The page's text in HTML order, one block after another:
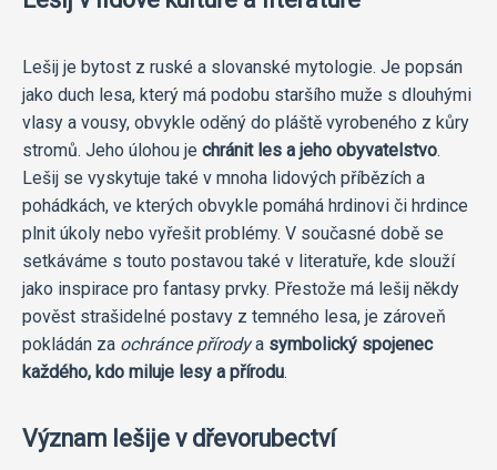
Lešij je bytost z ruské a slovanské mytologie. Je popsán
jako duch lesa, který má podobu staršího muže s dlouhými
vlasy a vousy, obvykle oděný do pláště vyrobeného z kůry
stromů. Jeho úlohou je chránit les a jeho obyvatelstvo.
Lešij se vyskytuje také v mnoha lidových příbězích a
pohádkách, ve kterých obvykle pomáhá hrdinovi či hrdince
plnit úkoly nebo vyřešit problémy. V současné době se
setkáváme s touto postavou také v literatuře, kde slouží
jako inspirace pro fantasy prvky. Přestože má lešij někdy
pověst strašidelné postavy z temného lesa, je zároveň
pokládán za ochránce přírodya symbolický spojenec
každého, kdo miluje lesy a přírodu.
Význam lešije v dřevorubectví